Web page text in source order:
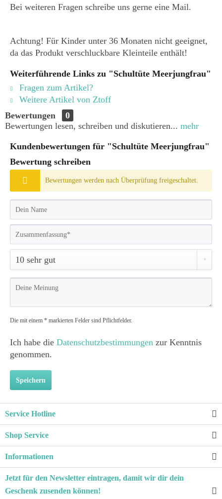
Bei weiteren Fragen schreibe uns gerne eine Mail.
Achtung! Für Kinder unter 36 Monaten nicht geeignet,
da das Produkt verschluckbare Kleinteile enthält!
Weiterführende Links zu "Schultüte Meerjungfrau"
Fragen zum Artikel?
Weitere Artikel von Ztoff
Bewertungen
0
Bewertungen lesen, schreiben und diskutieren... mehr
Kundenbewertungen für "Schultüte Meerjungfrau"
Bewertung schreiben
Bewertungen werden nach Überprüfung freigeschaltet.
Die mit einem * markierten Felder sind Pflichtfelder.
Ich habe die Datenschutzbestimmungen zur Kenntnis
genommen.
Speichern
Service Hotline
Shop Service
Informationen
Jetzt für den Newsletter eintragen, damit wir dir dein
Geschenk zusenden können!